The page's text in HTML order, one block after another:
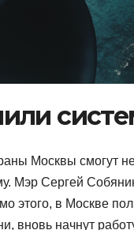
Москвы смогут
Мэр Сергей
этого, в Москве
вновь начнут